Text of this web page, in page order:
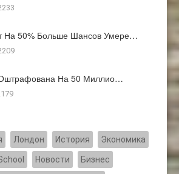
50% Больше Шансов Умере…
На 50 Миллио…
Лондон История Экономика
Новости Бизнес